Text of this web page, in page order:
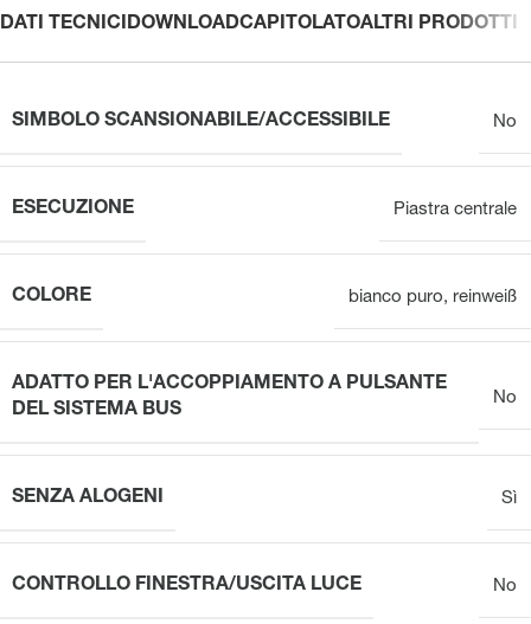
DATI TECNICIDOWNLOADCAPITOLATOALTRI PRODOTTI
SIMBOLO SCANSIONABILE/ACCESSIBILE No
ESECUZIONE Piastra centrale
COLORE bianco puro, reinweiß
ADATTO PER L'ACCOPPIAMENTO A PULSANTE
DEL SISTEMA BUS
No
SENZA ALOGENI Sì
CONTROLLO FINESTRA/USCITA LUCE No